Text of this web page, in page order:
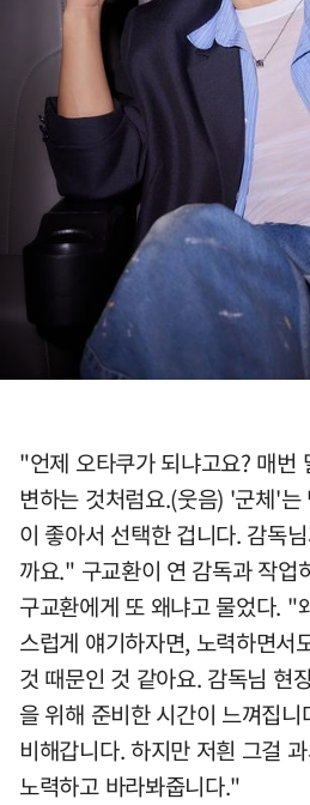
"언제 오타쿠가 되냐고요? 매번
변하는 것처럼요.(웃음) '군체'는
이 좋아서 선택한 겁니다. 감독
까요." 구교환이 연 감독과 작업
구교환에게 또 왜냐고 물었다. "
스럽게 얘기하자면, 노력하면서
것 때문인 것 같아요. 감독님 현
을 위해 준비한 시간이 느껴집
비해갑니다. 하지만 저흰 그걸
노력하고 바라봐줍니다."